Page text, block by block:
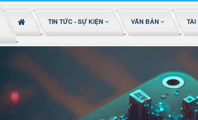
TIN TỨC - SỰ KIỆN VĂN BẢN TÀI